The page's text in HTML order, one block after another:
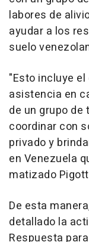
labores de
ayudar a los
suelo
"Esto incluye
asistencia en
de un grupo
coordinar con
privado y
en Venezuela
matizado
De esta
detallado la
Respuesta